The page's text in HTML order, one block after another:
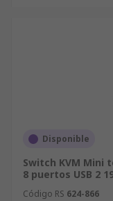
Disponible
Switch KVM Mini
8 puertos USB 2
Código RS 624-866